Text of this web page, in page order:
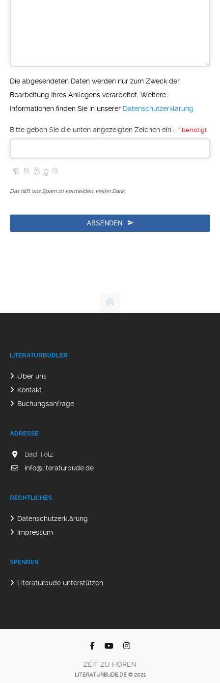
Die abgesendeten Daten werden nur zum Zweck der
Bearbeitung Ihres Anliegens verarbeitet. Weitere
Informationen finden Sie in unserer Datenschutzerklärung
Bitte geben Sie die unten angezeigten Zeichen ein... * benötigt
Das hilft uns Spam zu vermeiden, vielen Dank.
ABSENDEN
LITERATURBUDLER
Über uns
Kontakt
Buchungsanfrage
ADRESSE
Bad Tölz
info@literaturbude.de
RECHTLICHES
Datenschutzerklärung
Impressum
SPENDEN
Literaturbude unterstützen
ZEIT ZU HÖREN
LITERATURBUDE.DE © 2021